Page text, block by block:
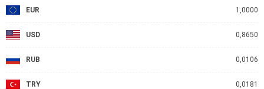
EUR 1,0000
USD 0,8650
RUB 0,0106
TRY 0,0181